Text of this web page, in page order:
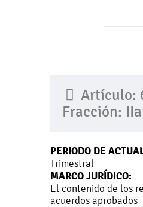
Artículo:
Fracción:
PERIODO DE
Trimestral
MARCO JURÍDICO:
El contenido de los
acuerdos aprobados